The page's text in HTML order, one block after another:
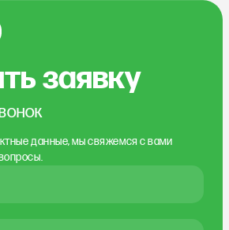
заявку
данные, мы свяжемсяс вами